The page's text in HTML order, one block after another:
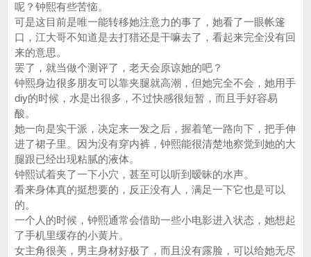
呢？钟熙有些苦恼。
可是这目前是唯一能转移她注意力的事了，她看了一眼帐篷
口，江大哥不知道是去打猎还是干嘛去了，看起来完全没有回
来的意思。
罢了，就当做个测评了，老天会原谅她的吧？
钟熙身边很多朋友可以靠夹腿就高潮，但她完全不会，她用手
diy的时候，水是出很多，不过快感很短暂，而且手好容易
酸。
她一向是实干派，决定来一发之后，握着笔一路向下，把手伸
进了裙子里。因为没有穿内裤，钟熙能很清楚地察觉到她的大
腿跟已经出现粘腻的液体。
钟熙试着夹了一下小穴，甚至可以听到暧昧的水声。
看来身体真的挺想要的，反正没有人，满足一下它也是可以
的。
一个人的时候，钟熙通常会借助一些小电影进入状态，她想起
了手机里缓存的小黄片。
女主角很美，男主身材好极了，而且没有露脸，可以给她无尽